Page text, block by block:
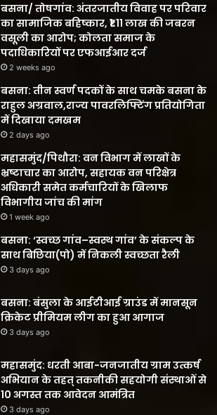
बसना/ तोषगांव: अंतरजातीय विवाह पर परिवार
का सामाजिक बहिष्कार, ₹1.11 लाख की जबरन
वसूली का आरोप; कोलता समाज के
पदाधिकारियों पर एफआईआर दर्ज
2 weeks ago
बसना: तीन स्वर्ण पदकों के साथ चमके बसना के
राहुल अग्रवाल,राज्य पावरलिफ्टिंग प्रतियोगिता
में दिखाया दमखम
2 days ago
महासमुंद/पिथौरा: वन विभाग में लाखों के
भ्रष्टाचार का आरोप, सहायक वन परिक्षेत्र
अधिकारी समेत कर्मचारियों के खिलाफ
विभागीय जांच की मांग
1 week ago
बसना: ‘स्वच्छ गांव–स्वस्थ गांव’ के संकल्प के
साथ बिछिया(पो) में निकली स्वच्छता रैली
3 days ago
बसना: बंसुला के आईटीआई ग्राउंड में मानसून
क्रिकेट प्रीमियम लीग का हुआ आगाज
3 days ago
महासमुंद: धरती आबा-जनजातीय ग्राम उत्कर्ष
अभियान के तहत् तकनीकी सहयोगी संस्थाओं से
10 अगस्त तक आवेदन आमंत्रित
3 days ago